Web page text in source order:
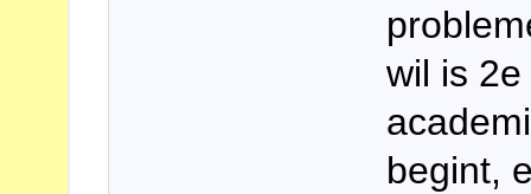
wil is
begint,